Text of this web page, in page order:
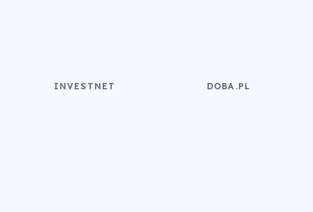
INVESTNET DOBA.PL